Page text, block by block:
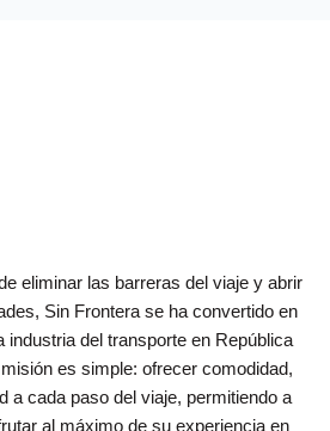
eliminar las barreras del viaje y abrir
Sin Frontera se ha convertido en
industria del transporte en República
es simple: ofrecer comodidad,
a cada paso del viaje, permitiendo a
al máximo de su experiencia en